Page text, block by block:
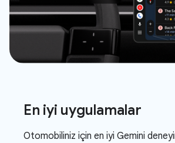
En iyi uygulamalar
Otomobiliniz için en iyi Gemini